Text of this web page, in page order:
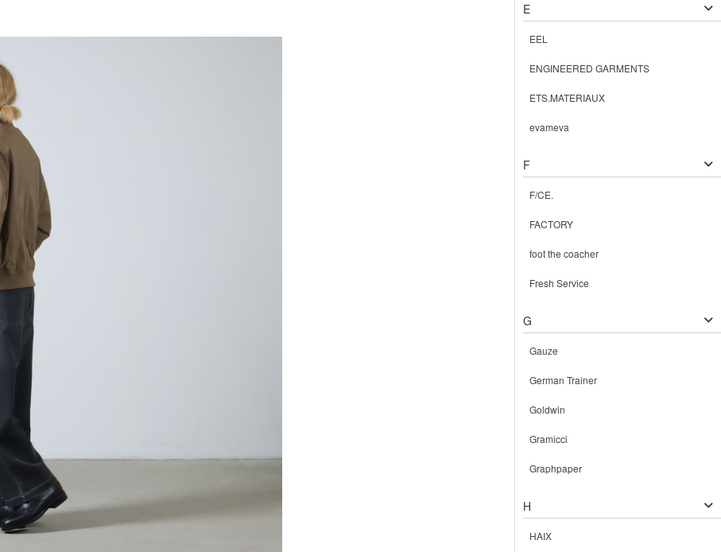
E
EEL
ENGINEERED GARMENTS
ETS.MATERIAUX
evameva
F
F/CE.
FACTORY
foot the coacher
Fresh Service
G
Gauze
German Trainer
Goldwin
Gramicci
Graphpaper
H
HAIX